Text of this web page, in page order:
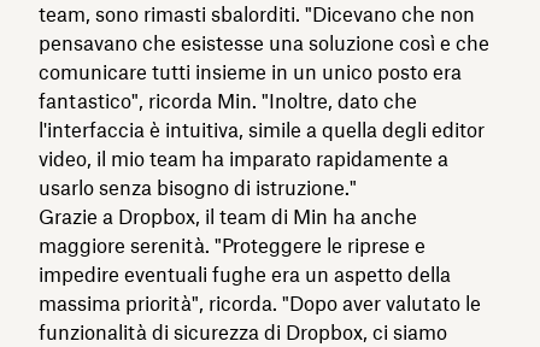
team, sono rimasti sbalorditi. "Dicevano che non
pensavano che esistesse una soluzione così e che
comunicare tutti insieme in un unico posto era
fantastico", ricorda Min. "Inoltre, dato che
l'interfaccia è intuitiva, simile a quella degli editor
video, il mio team ha imparato rapidamente a
usarlo senza bisogno di istruzione."
Grazie a Dropbox, il team di Min ha anche
maggiore serenità. "Proteggere le riprese e
impedire eventuali fughe era un aspetto della
massima priorità", ricorda. "Dopo aver valutato le
funzionalità di sicurezza di Dropbox, ci siamo